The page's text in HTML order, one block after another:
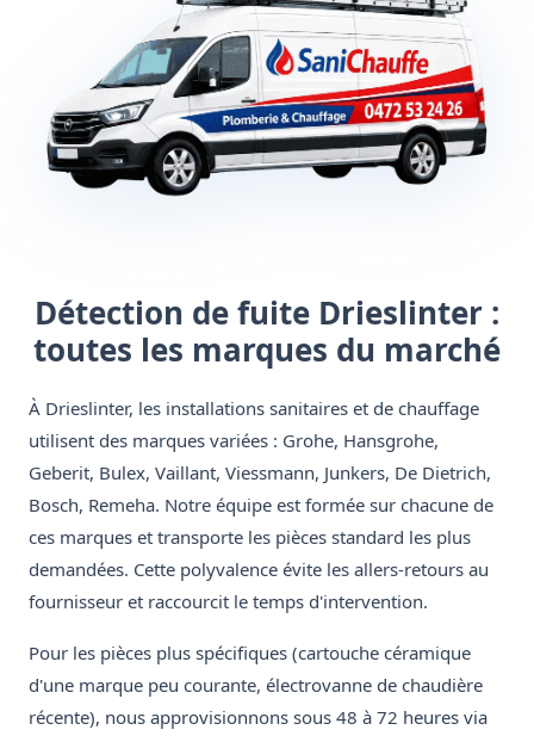
Détection de fuite Drieslinter :
toutes les marques du marché
À Drieslinter, les installations sanitaires et de chauffage
utilisent des marques variées : Grohe, Hansgrohe,
Geberit, Bulex, Vaillant, Viessmann, Junkers, De Dietrich,
Bosch, Remeha. Notre équipe est formée sur chacune de
ces marques et transporte les pièces standard les plus
demandées. Cette polyvalence évite les allers-retours au
fournisseur et raccourcit le temps d'intervention.
Pour les pièces plus spécifiques (cartouche céramique
d'une marque peu courante, électrovanne de chaudière
récente), nous approvisionnons sous 48 à 72 heures via